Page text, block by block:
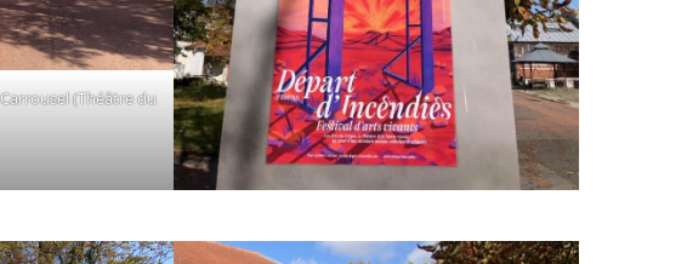
(Théâtre du